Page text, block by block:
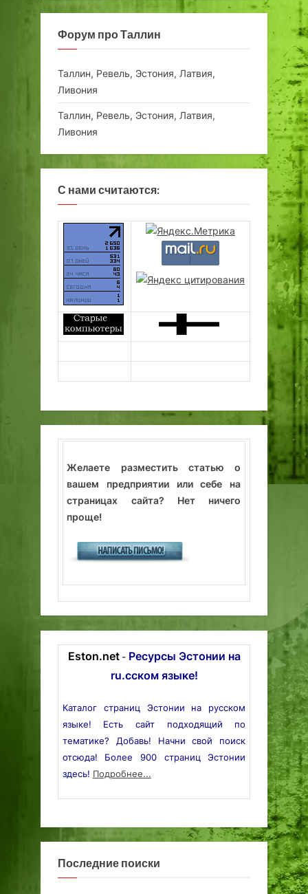
Форум про Таллин
Таллин, Ревель, Эстония, Латвия,
Ливония
Таллин, Ревель, Эстония, Латвия,
Ливония
С нами считаются:
Желаете разместить статью о
вашем предприятии или себе на
страницах сайта? Нет ничего
проще!
Eston.net- Ресурсы Эстонии на
ru.сском языке!
Каталог страниц Эстонии на русском
языке! Есть сайт подходящий по
тематике? Добавь! Начни свой поиск
отсюда! Более 900 страниц Эстонии
здесь! Подробнее...
Последние поиски